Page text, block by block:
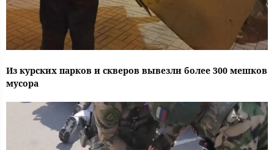
Из курских парков и скверов вывезли более 300 мешков
мусора